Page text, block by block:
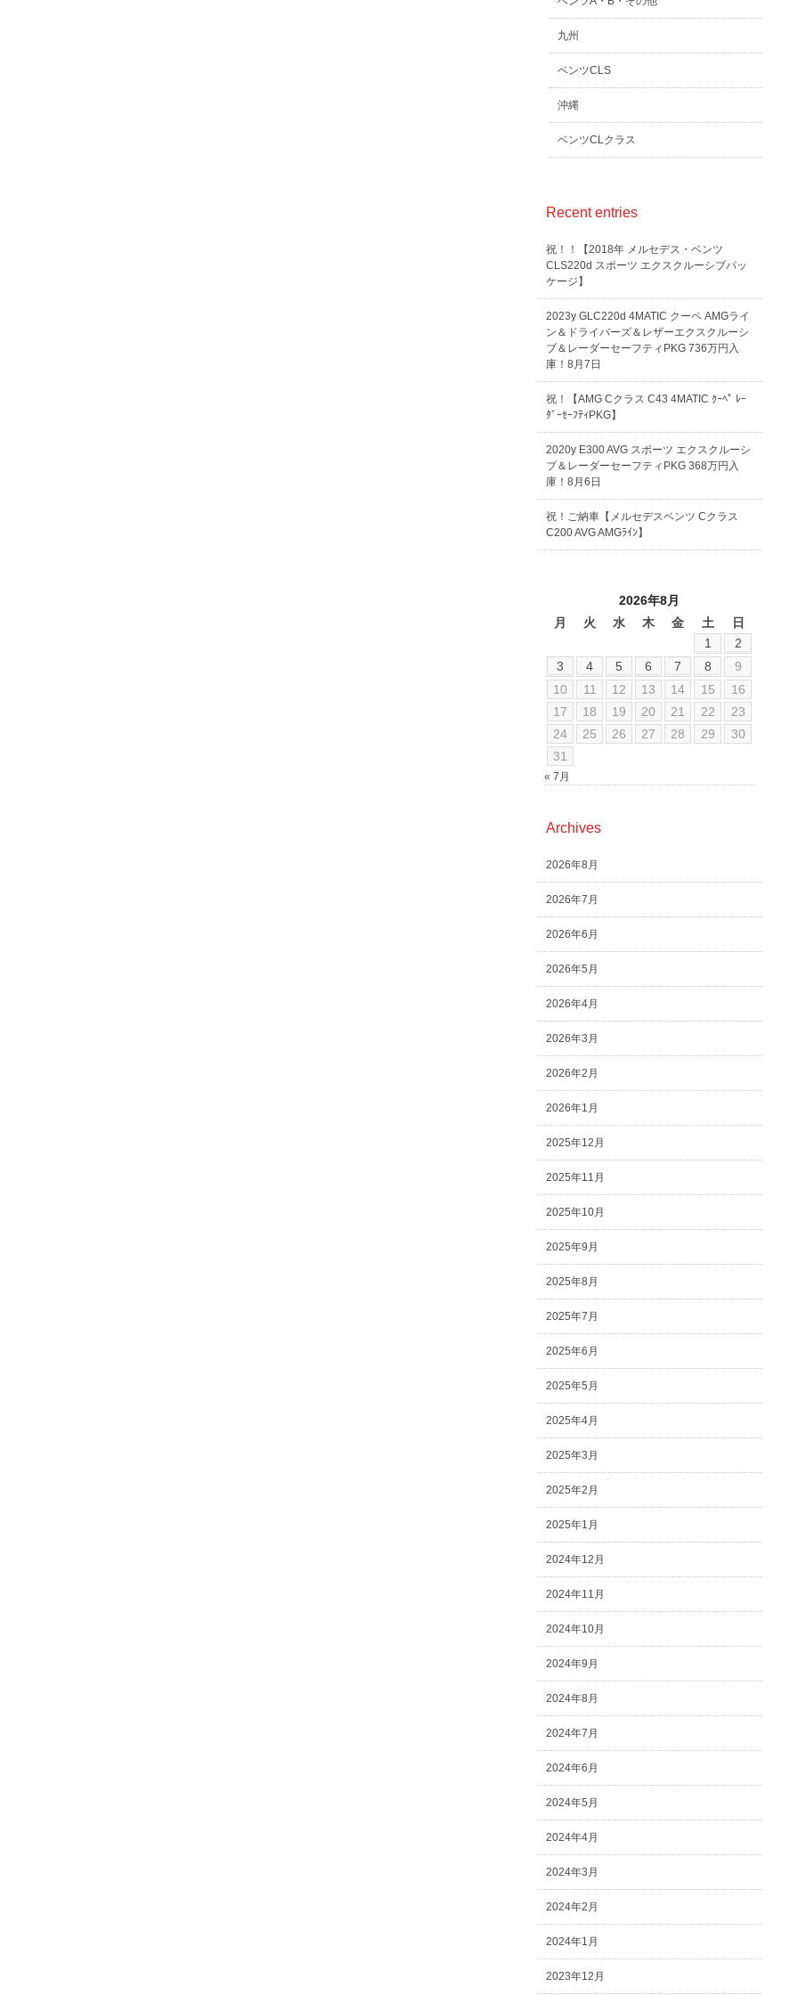
九州
ベンツCLS
沖縄
ベンツCLクラス
Recent entries
祝！！【2018年 メルセデス・ベンツ
CLS220d スポーツ エクスクルーシブパッ
ケージ】
2023y GLC220d 4MATIC クーペ AMGライ
ン＆ドライバーズ＆レザーエクスクルーシ
ブ＆レーダーセーフティPKG 736万円入
庫！8月7日
祝！【AMG Cクラス C43 4MATIC ｸｰﾍﾟ ﾚｰ
ﾀﾞｰｾｰﾌﾃｨPKG】
2020y E300 AVG スポーツ エクスクルーシ
ブ＆レーダーセーフティPKG 368万円入
庫！8月6日
祝！ご納車【メルセデスベンツ Cクラス
C200 AVG AMGﾗｲﾝ】
2026年8月
月
火 水 木 金 土
日
1
2
3
4 5 6 7 8
9
10
11 12 13 14 15
16
17
18 19 20 21 22
23
24
25 26 27 28 29
30
31
« 7月
Archives
2026年8月
2026年7月
2026年6月
2026年5月
2026年4月
2026年3月
2026年2月
2026年1月
2025年12月
2025年11月
2025年10月
2025年9月
2025年8月
2025年7月
2025年6月
2025年5月
2025年4月
2025年3月
2025年2月
2025年1月
2024年12月
2024年11月
2024年10月
2024年9月
2024年8月
2024年7月
2024年6月
2024年5月
2024年4月
2024年3月
2024年2月
2024年1月
2023年12月